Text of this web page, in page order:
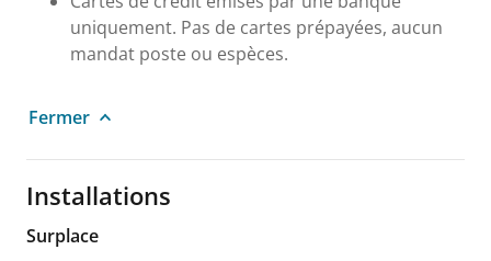
uniquement. Pas de cartes prépayées, aucun
mandat poste ou espèces.
Fermer
Installations
Surplace